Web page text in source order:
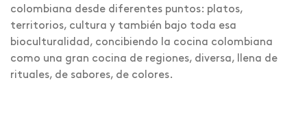
colombiana desde diferentes puntos: platos,
territorios, cultura y también bajo toda esa
bioculturalidad, concibiendo la cocina colombiana
como una gran cocina de regiones, diversa, llena de
rituales, de sabores, de colores.